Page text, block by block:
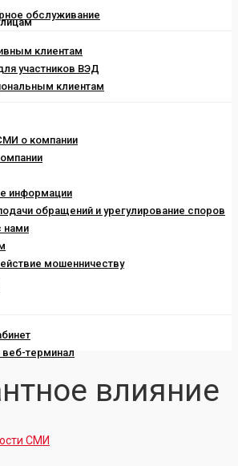
обслуживание
клиентам
участников ВЭД
клиентам
о компании
информации
обращений и урегулирование споров
нами
мошенничеству
терминал
влияние
СМИ